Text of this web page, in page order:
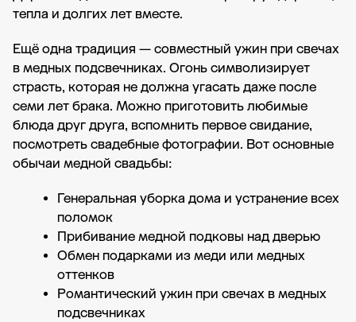
тепла и долгих лет вместе.
Ещё одна традиция — совместный ужин при свечах
в медных подсвечниках. Огонь символизирует
страсть, которая не должна угасать даже после
семи лет брака. Можно приготовить любимые
блюда друг друга, вспомнить первое свидание,
посмотреть свадебные фотографии. Вот основные
обычаи медной свадьбы:
Генеральная уборка дома и устранение всех
поломок
Прибивание медной подковы над дверью
Обмен подарками из меди или медных
оттенков
Романтический ужин при свечах в медных
подсвечниках